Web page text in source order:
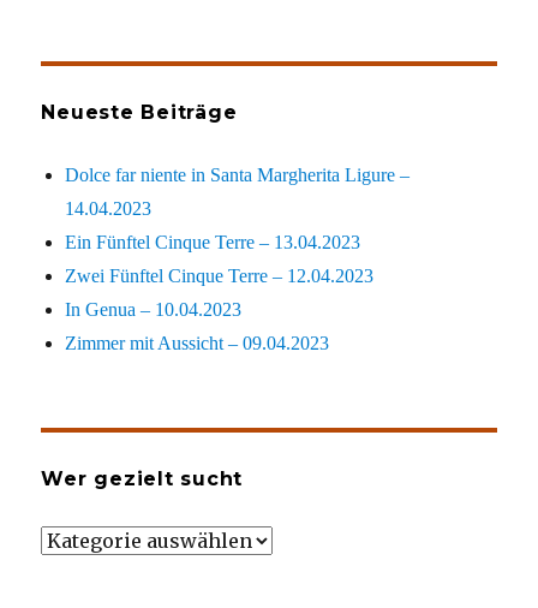
Neueste Beiträge
Dolce far niente in Santa Margherita Ligure –
14.04.2023
Ein Fünftel Cinque Terre – 13.04.2023
Zwei Fünftel Cinque Terre – 12.04.2023
In Genua – 10.04.2023
Zimmer mit Aussicht – 09.04.2023
Wer gezielt sucht
Wer